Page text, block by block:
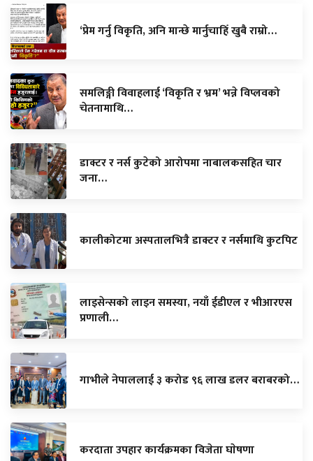
‘प्रेम गर्नु विकृति, अनि मान्छे मार्नुचाहिँ खुबै राम्रो…
समलिङ्गी विवाहलाई ‘विकृति र भ्रम’ भन्ने विप्लवको
चेतनामाथि…
डाक्टर र नर्स कुटेको आरोपमा नाबालकसहित चार
जना…
कालीकोटमा अस्पतालभित्रै डाक्टर र नर्समाथि कुटपिट
लाइसेन्सको लाइन समस्या, नयाँ ईडीएल र भीआरएस
प्रणाली…
गाभीले नेपाललाई ३ करोड ९६ लाख डलर बराबरको…
करदाता उपहार कार्यक्रमका विजेता घाेषणा